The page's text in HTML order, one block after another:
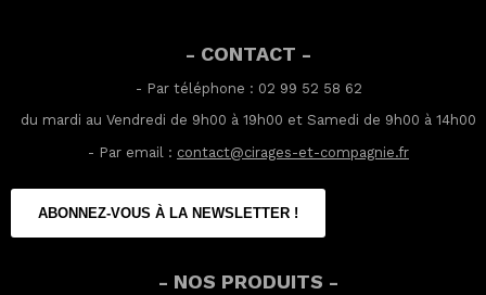
- CONTACT -
- Par téléphone : 02 99 52 58 62
du mardi au Vendredi de 9h00 à 19h00 et Samedi de 9h00 à 14h00
- Par email : contact@cirages-et-compagnie.fr
ABONNEZ-VOUS À LA NEWSLETTER !
- NOS PRODUITS -